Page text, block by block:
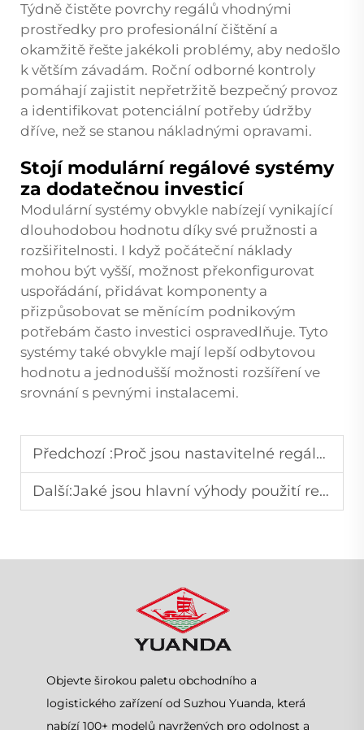
Týdně čistěte povrchy regálů vhodnými
prostředky pro profesionální čištění a
okamžitě řešte jakékoli problémy, aby nedošlo
k větším závadám. Roční odborné kontroly
pomáhají zajistit nepřetržitě bezpečný provoz
a identifikovat potenciální potřeby údržby
dříve, než se stanou nákladnými opravami.
Stojí modulární regálové systémy
za dodatečnou investicí
Modulární systémy obvykle nabízejí vynikající
dlouhodobou hodnotu díky své pružnosti a
rozšiřitelnosti. I když počáteční náklady
mohou být vyšší, možnost překonfigurovat
uspořádání, přidávat komponenty a
přizpůsobovat se měnícím podnikovým
potřebám často investici ospravedlňuje. Tyto
systémy také obvykle mají lepší odbytovou
hodnotu a jednodušší možnosti rozšíření ve
srovnání s pevnými instalacemi.
Předchozí :Proč jsou nastavitelné regály v supermarketech oblíbené mezi maloobchodníky?
Další:Jaké jsou hlavní výhody použití regálů gondoly v obchodech?
Objevte širokou paletu obchodního a
logistického zařízení od Suzhou Yuanda, která
nabízí 100+ modelů navržených pro odolnost a